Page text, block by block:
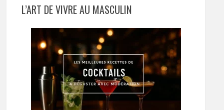
L’ART DE VIVRE AU MASCULIN